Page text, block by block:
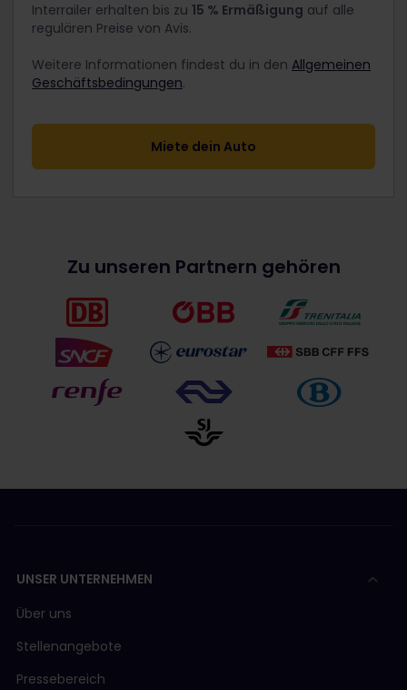
Interrailer erhalten bis zu 15 % Ermäßigung auf alle
regulären Preise von Avis.
Weitere Informationen findest du in den Allgemeinen
Geschäftsbedingungen.
Miete dein Auto
Zu unseren Partnern gehören
UNSER UNTERNEHMEN
Über uns
Stellenangebote
Pressebereich